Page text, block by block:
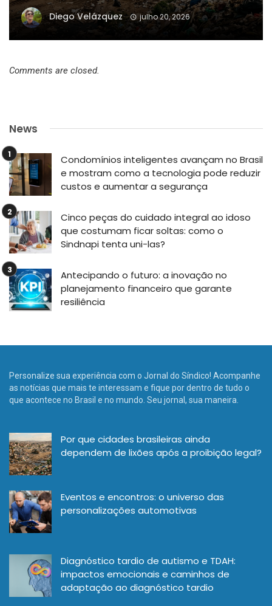
Diego Velázquez julho 20, 2026
Comments are closed.
News
Condomínios inteligentes avançam no Brasil
e mostram como a tecnologia pode reduzir
custos e aumentar a segurança
Cinco peças do cuidado integral ao idoso
que costumam ficar soltas: como o
Sindnapi tenta uni-las?
Antecipando o futuro: a inovação no
planejamento financeiro que garante
resiliência
Personalize sua experiência com o Jornal do Síndico! Acompanhe
as notícias que mais te interessam e fique por dentro de tudo o
que acontece no Brasil e no mundo. Seu jornal, sua maneira.
Por que cidades brasileiras ainda
dependem de lixões após a proibição legal?
Eventos e encontros: o universo das
personalizações automotivas
Diagnóstico tardio de autismo e TDAH:
impactos emocionais e caminhos de
adaptação ao diagnóstico tardio